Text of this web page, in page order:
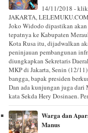
14/11/2018 -
JAKARTA,
Joko Widodo dipastikan
tepatnya ke Kabupaten
Kota Rusa itu, dijadwalkan
peninjauan pembangunan
diungkapkan Sekretaris
MKP di Jakarta, Senin (12/
bangga, bapak presiden
Dan ada kunjungan juga dari
kata Sekda Hery Dosinaen.
Warga dan
Manus